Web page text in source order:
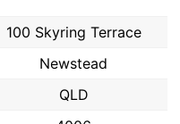
100 Skyring Terrace
Newstead
QLD